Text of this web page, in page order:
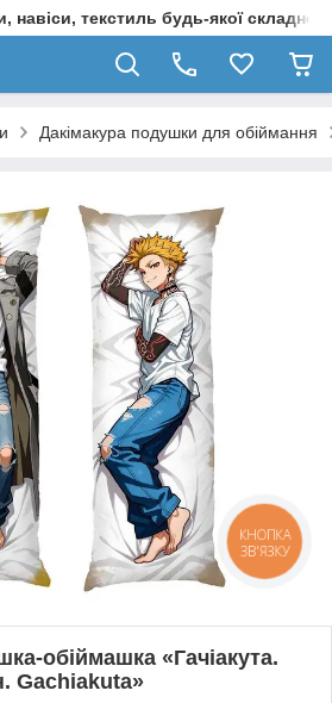
навіси, текстиль будь-якої
Дакімакура подушки для обіймання
обіймашка «Гачіакута.
Gachiakuta»
КНОПКА
ЗВ'ЯЗКУ